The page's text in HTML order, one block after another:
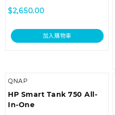
$2,650.00
加入購物車
QNAP
HP Smart Tank 750 All-
In-One